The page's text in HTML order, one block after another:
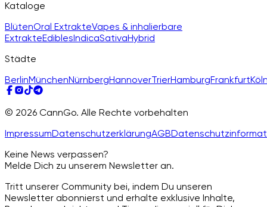
Kataloge
BlütenOral ExtrakteVapes & inhalierbare
ExtrakteEdiblesIndicaSativaHybrid
Städte
BerlinMünchenNürnbergHannoverTrierHamburgFrankfurt
© 2026 CannGo. Alle Rechte vorbehalten
ImpressumDatenschutzerklärungAGB
Keine News verpassen?
Melde Dich zu unserem Newsletter an.
Tritt unserer Community bei, indem Du unseren
Newsletter abonnierst und erhalte exklusive Inhalte,